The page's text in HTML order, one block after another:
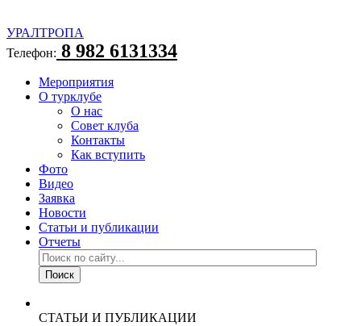
УРАЛТРОПА
Телефон: 8 982 6131334
Мероприятия
О турклубе
О нас
Совет клуба
Контакты
Как вступить
Фото
Видео
Заявка
Новости
Статьи и публикации
Отчеты
СТАТЬИ И ПУБЛИКАЦИИ